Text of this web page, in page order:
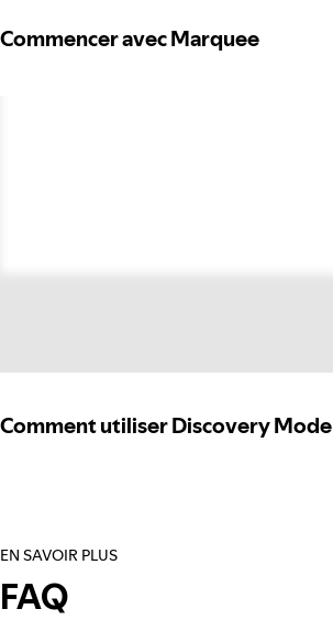
Commencer avec Marquee
Comment utiliser Discovery Mode
EN SAVOIR PLUS
FAQ